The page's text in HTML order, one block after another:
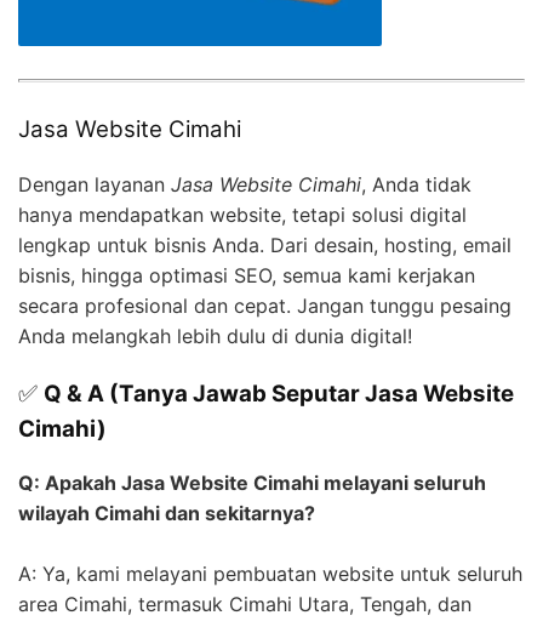
Jasa Website Cimahi
Dengan layanan Jasa Website Cimahi, Anda tidak
hanya mendapatkan website, tetapi solusi digital
lengkap untuk bisnis Anda. Dari desain, hosting, email
bisnis, hingga optimasi SEO, semua kami kerjakan
secara profesional dan cepat. Jangan tunggu pesaing
Anda melangkah lebih dulu di dunia digital!
✅ Q & A (Tanya Jawab Seputar Jasa Website
Cimahi)
Q: Apakah Jasa Website Cimahi melayani seluruh
wilayah Cimahi dan sekitarnya?
A: Ya, kami melayani pembuatan website untuk seluruh
area Cimahi, termasuk Cimahi Utara, Tengah, dan